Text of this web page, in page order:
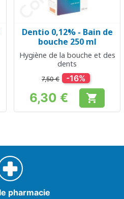
Dentio 0,12% - Bain de
bouche 250 ml
Hygiène de la bouche et des
dents
7,50 € -16%
Prix
6,30 € 
pharmacie